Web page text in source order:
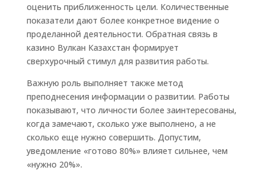
оценить приближенность цели. Количественные
показатели дают более конкретное видение о
проделанной деятельности. Обратная связь в
казино Вулкан Казахстан формирует
сверхурочный стимул для развития работы.
Важную роль выполняет также метод
преподнесения информации о развитии. Работы
показывают, что личности более заинтересованы,
когда замечают, сколько уже выполнено, а не
сколько еще нужно совершить. Допустим,
уведомление «готово 80%» влияет сильнее, чем
«нужно 20%».